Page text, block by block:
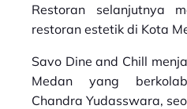
Restoran selanjutnya
restoran estetik di Kota
Savo Dine and Chill
Medan yang
Chandra Yudasswara,